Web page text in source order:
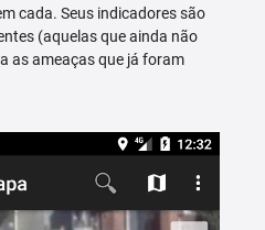
cada. Seus indicadores são
(aquelas que ainda não
as ameaças que já foram